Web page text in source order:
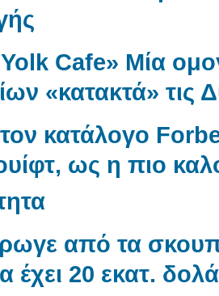
Cafe» Μία
«κατακτά» τις
κατάλογο
ως η πιο
από τα
έχει 20 εκατ.